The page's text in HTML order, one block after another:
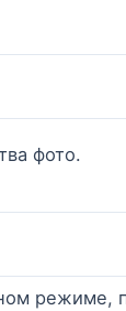
фото.
режиме,